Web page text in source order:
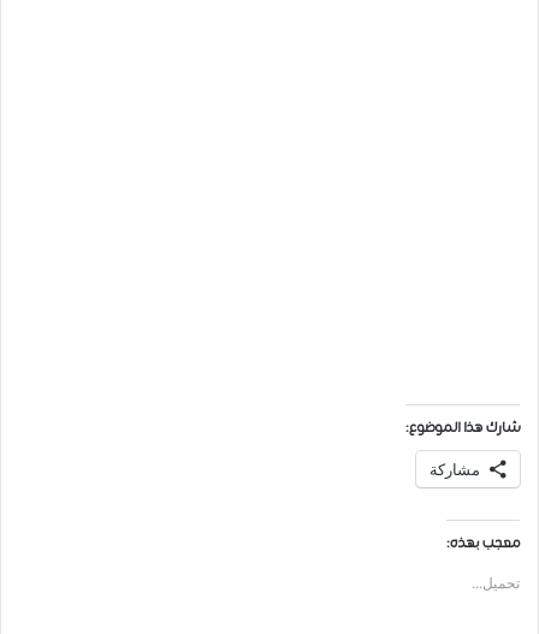
شارك هذا الموضوع:
مشاركة
معجب بهذه:
تحميل...